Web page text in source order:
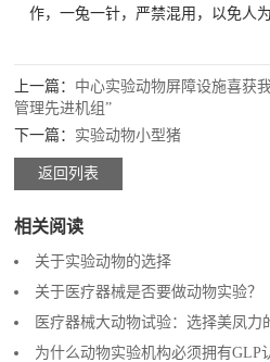
作，一兔一针，严禁混用，以免人为
上一篇： 中心实验动物屏障设施喜获
管理先进机组”
下一篇： 实验动物小型猪
返回列表
相关阅读
关于实验动物的选择
关于医疗器械是否要做动物实验？
医疗器械大动物试验：选择美凤力
为什么动物实验机构必须拥有GLP